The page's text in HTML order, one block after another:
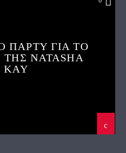
ΠΑΡΤΥ ΓΙΑ ΤΟ
ΤΗΣ NATASHA
KAY